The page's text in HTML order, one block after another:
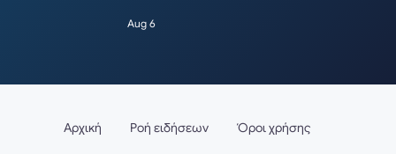
Aug 6
Αρχική Ροή ειδήσεων Όροι χρήσης